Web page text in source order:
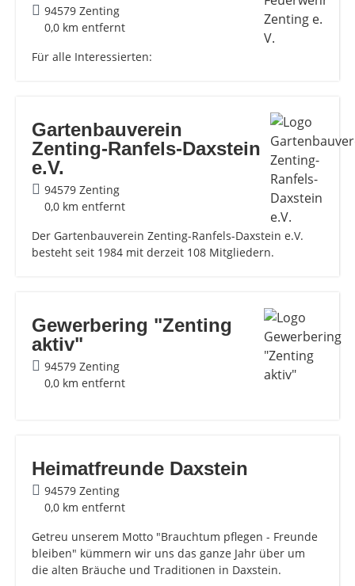
94579 Zenting
0,0 km entfernt
Für alle Interessierten:
Gartenbauverein
Zenting-Ranfels-Daxstein
e.V.
94579 Zenting
0,0 km entfernt
Der Gartenbauverein Zenting-Ranfels-Daxstein e.V.
besteht seit 1984 mit derzeit 108 Mitgliedern.
Gewerbering "Zenting
aktiv"
94579 Zenting
0,0 km entfernt
Heimatfreunde Daxstein
94579 Zenting
0,0 km entfernt
Getreu unserem Motto "Brauchtum pflegen - Freunde
bleiben" kümmern wir uns das ganze Jahr über um
die alten Bräuche und Traditionen in Daxstein.